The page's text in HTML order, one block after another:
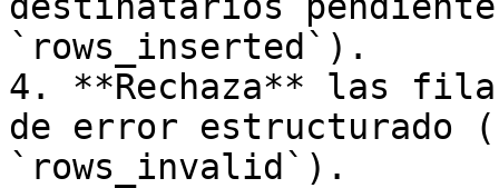
`rows_inserted`).
4. **Rechaza** las
de error estructurado
`rows_invalid`).